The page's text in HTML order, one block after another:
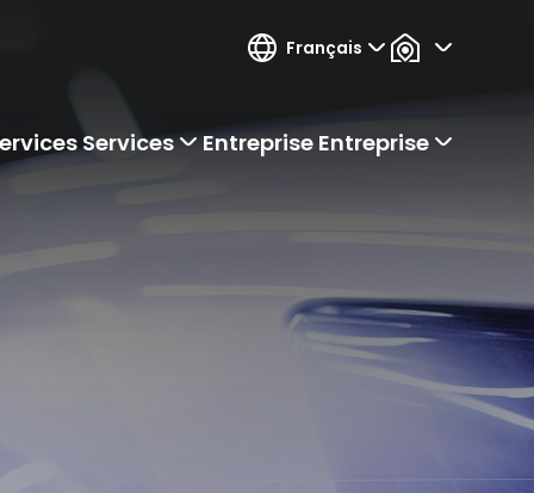
Français
Services Entreprise Entreprise